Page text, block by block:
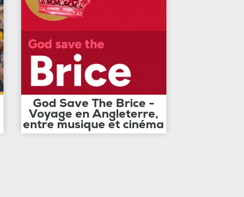
God Save The Brice -
Voyage en Angleterre,
entre musique et cinéma